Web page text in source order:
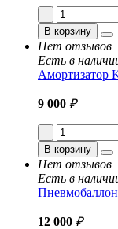
В корзину
Нет отзывов
Есть в
Амортизатор
9 000 ₽
В корзину
Нет отзывов
Есть в
12 000 ₽